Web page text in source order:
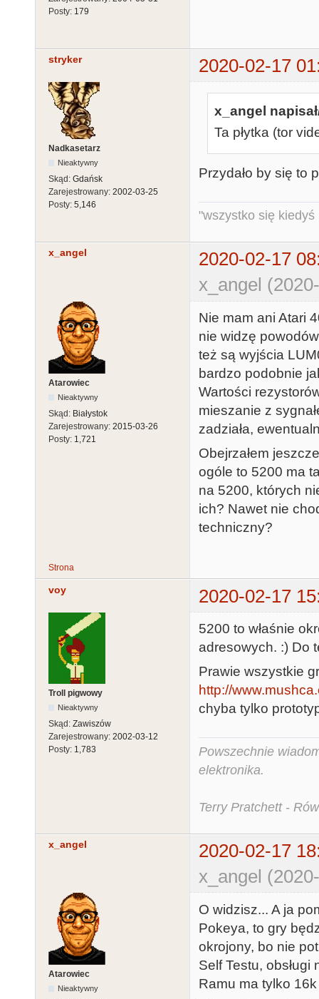
Posty: 179
stryker 2020-02-17
Nadkasetarz
Nieaktywny
Skąd: Gdańsk
Zarejestrowany: 2002-03-25
Posty: 5,146
x_angel
Ta płytka (tor
Przydało by się to
"wszystko się kiedyś
x_angel
2020-02-17
x_angel
Atarowiec
Nieaktywny
Skąd: Białystok
Zarejestrowany: 2015-03-26
Posty: 1,721
Nie mam ani Atari
nie widzę
też są wyjścia
bardzo podobnie
Wartości
mieszanie z
zadziała,
Obejrzałem
ogóle to 5200 ma
na 5200, których
ich? Nawet nie
techniczny?
Strona
voy 2020-02-17
Troll pigwowy
Nieaktywny
Skąd: Zawiszów
Zarejestrowany: 2002-03-12
Posty: 1,783
5200 to właśnie
adresowych. :) Do
Prawie wszystkie
http://
chyba tylko
Powszechnie
elektronika.
Terry Pratchett -
x_angel
2020-02-17
x_angel
Atarowiec
Nieaktywny
O widzisz... A ja
Pokeya, to gry
okrojony, bo nie
Self Testu,
Ramu ma tylko